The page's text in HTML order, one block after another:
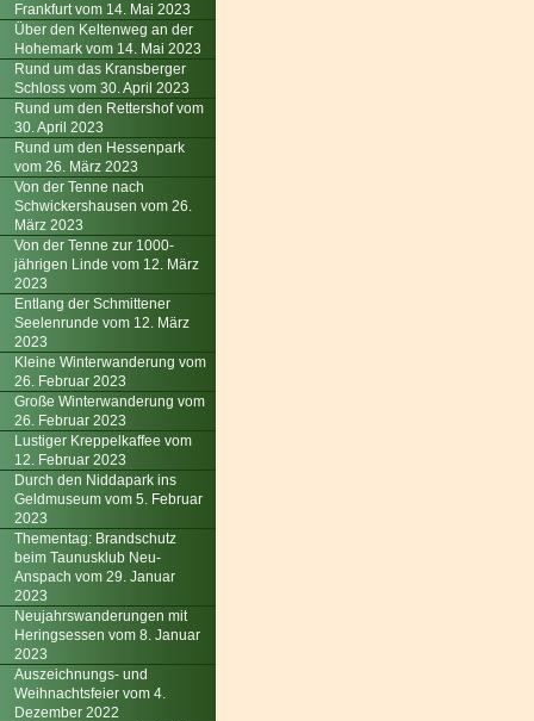
Frankfurt vom 14. Mai 2023
Über den Keltenweg an der
Hohemark vom 14. Mai 2023
Rund um das Kransberger
Schloss vom 30. April 2023
Rund um den Rettershof vom
30. April 2023
Rund um den Hessenpark
vom 26. März 2023
Von der Tenne nach
Schwickershausen vom 26.
März 2023
Von der Tenne zur 1000-
jährigen Linde vom 12. März
2023
Entlang der Schmittener
Seelenrunde vom 12. März
2023
Kleine Winterwanderung vom
26. Februar 2023
Große Winterwanderung vom
26. Februar 2023
Lustiger Kreppelkaffee vom
12. Februar 2023
Durch den Niddapark ins
Geldmuseum vom 5. Februar
2023
Thementag: Brandschutz
beim Taunusklub Neu-
Anspach vom 29. Januar
2023
Neujahrswanderungen mit
Heringsessen vom 8. Januar
2023
Auszeichnungs- und
Weihnachtsfeier vom 4.
Dezember 2022